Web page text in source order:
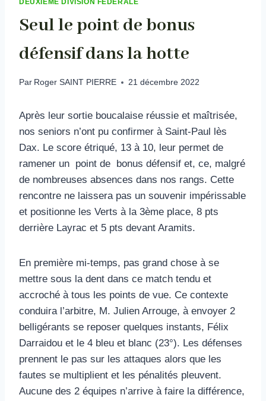
Seul le point de bonus
défensif dans la hotte
Par Roger SAINT PIERRE 21 décembre 2022
Après leur sortie boucalaise réussie et maîtrisée,
nos seniors n’ont pu confirmer à Saint-Paul lès
Dax. Le score étriqué, 13 à 10, leur permet de
ramener un point de bonus défensif et, ce, malgré
de nombreuses absences dans nos rangs. Cette
rencontre ne laissera pas un souvenir impérissable
et positionne les Verts à la 3ème place, 8 pts
derrière Layrac et 5 pts devant Aramits.
En première mi-temps, pas grand chose à se
mettre sous la dent dans ce match tendu et
accroché à tous les points de vue. Ce contexte
conduira l’arbitre, M. Julien Arrouge, à envoyer 2
belligérants se reposer quelques instants, Félix
Darraidou et le 4 bleu et blanc (23°). Les défenses
prennent le pas sur les attaques alors que les
fautes se multiplient et les pénalités pleuvent.
Aucune des 2 équipes n’arrive à faire la différence,